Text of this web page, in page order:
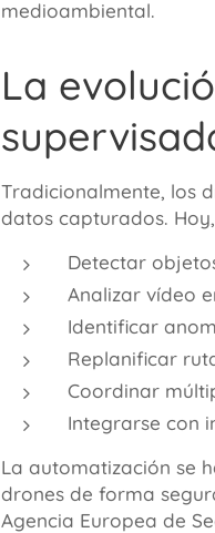
medioambiental.
La
Tradicionalmente, los
datos capturados.
Detectar
Analizar vídeo
Identificar
Replanificar
Coordinar
Integrarse con
La automatización se
drones de forma
Agencia Europea de